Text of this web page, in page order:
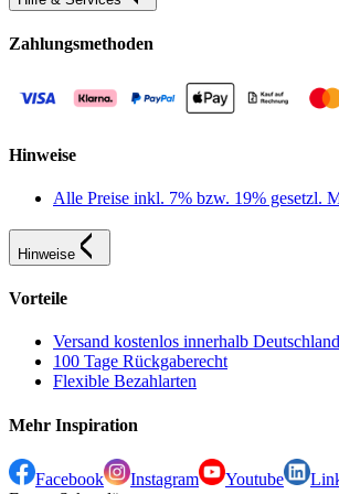
Zahlungsmethoden
Hinweise
Alle Preise inkl. 7% bzw. 19% gesetzl.
Hinweise
Vorteile
Versand kostenlos innerhalb
100 Tage Rückgaberecht
Flexible Bezahlarten
Mehr Inspiration
Facebook Instagram Youtube